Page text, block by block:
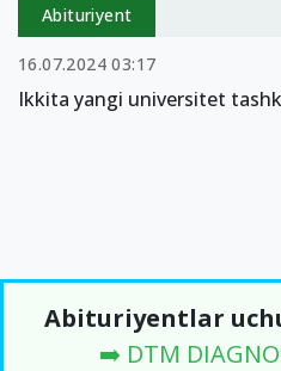
Abituriyent
16.07.2024 03:17
Ikkita yangi universitet
Abituriyentlar
➡️ DTM